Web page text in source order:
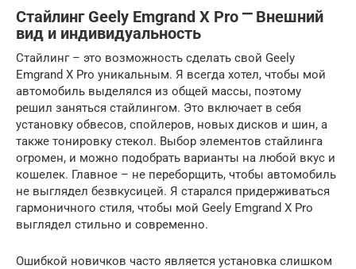
Стайлинг Geely Emgrand X Pro ⎻ Внешний
вид и индивидуальность
Стайлинг – это возможность сделать свой Geely
Emgrand X Pro уникальным. Я всегда хотел, чтобы мой
автомобиль выделялся из общей массы, поэтому
решил заняться стайлингом. Это включает в себя
установку обвесов, спойлеров, новых дисков и шин, а
также тонировку стекол. Выбор элементов стайлинга
огромен, и можно подобрать варианты на любой вкус и
кошелек. Главное – не переборщить, чтобы автомобиль
не выглядел безвкусицей. Я старался придерживаться
гармоничного стиля, чтобы мой Geely Emgrand X Pro
выглядел стильно и современно.
Ошибкой новичков часто является установка слишком